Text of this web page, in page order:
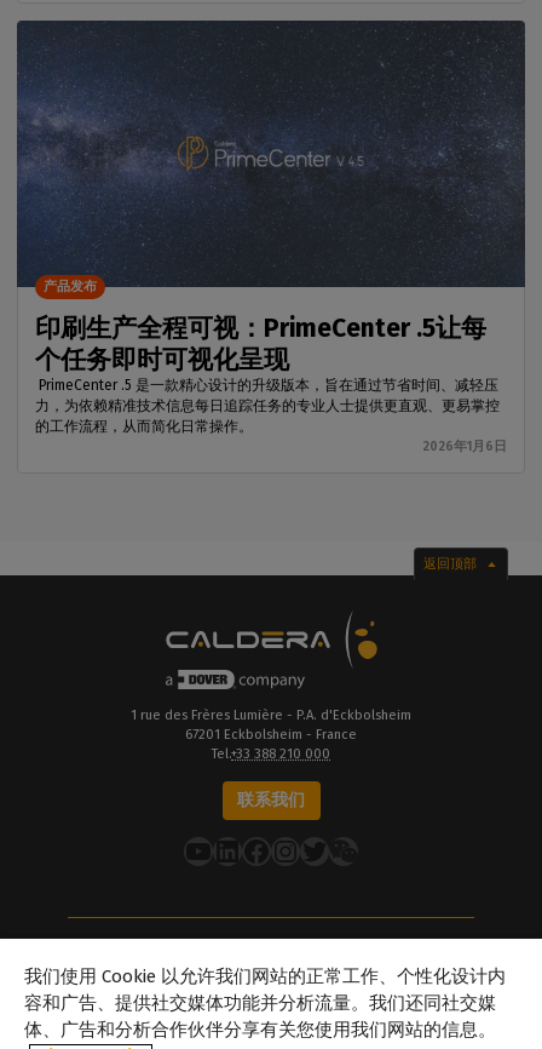
印刷生产全程可视：PrimeCenter .5让每
个任务即时可视化呈现
PrimeCenter .5 是一款精心设计的升级版本，旨在通过节省时间、减轻压
力，为依赖精准技术信息每日追踪任务的专业人士提供更直观、更易掌控
的工作流程，从而简化日常操作。
2026年1月6日
产品发布
返回顶部
1 rue des Frères Lumière - P.A. d'Eckbolsheim
67201 Eckbolsheim - France
Tel.+33 388 210 000
联系我们
YouTube
LinkedIn
在 Facebook 上Instagram
推特
关于Caldera
我们的地点
关于Dover
我们使用 Cookie 以允许我们网站的正常工作、个性化设计内
容和广告、提供社交媒体功能并分析流量。我们还同社交媒
体、广告和分析合作伙伴分享有关您使用我们网站的信息。